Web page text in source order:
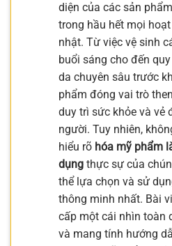
diện của các sản
trong hầu hết mọi
nhật. Từ việc vệ sinh
buổi sáng cho đến
da chuyên sâu trước
phẩm đóng vai trò
duy trì sức khỏe và vẻ
người. Tuy nhiên,
hiểu rõ hóa mỹ phẩm
dụng thực sự của
thể lựa chọn và sử
thông minh nhất. Bài
cấp một cái nhìn toàn
và mang tính hướng